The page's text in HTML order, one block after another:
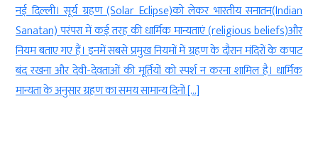
नई दिल्ली। सूर्य ग्रहण (Solar Eclipse)को लेकर भारतीय सनातन(Indian
Sanatan) परंपरा में कई तरह की धार्मिक मान्यताएं (religious beliefs)और
नियम बताए गए हैं। इनमें सबसे प्रमुख नियमों में ग्रहण के दौरान मंदिरों के कपाट
बंद रखना और देवी-देवताओं की मूर्तियों को स्पर्श न करना शामिल है। धार्मिक
मान्यता के अनुसार ग्रहण का समय सामान्य दिनों […]